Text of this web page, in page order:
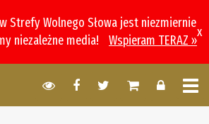
Strefy Wolnego Słowa jest niezmiernie
niezależne media!
Wspieram TERAZ »
x